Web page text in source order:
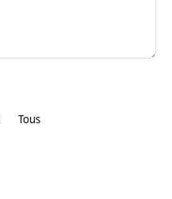
Tous